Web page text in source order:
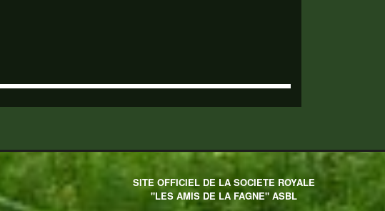
SITE OFFICIEL DE LA SOCIETE ROYALE
"LES AMIS DE LA FAGNE" ASBL